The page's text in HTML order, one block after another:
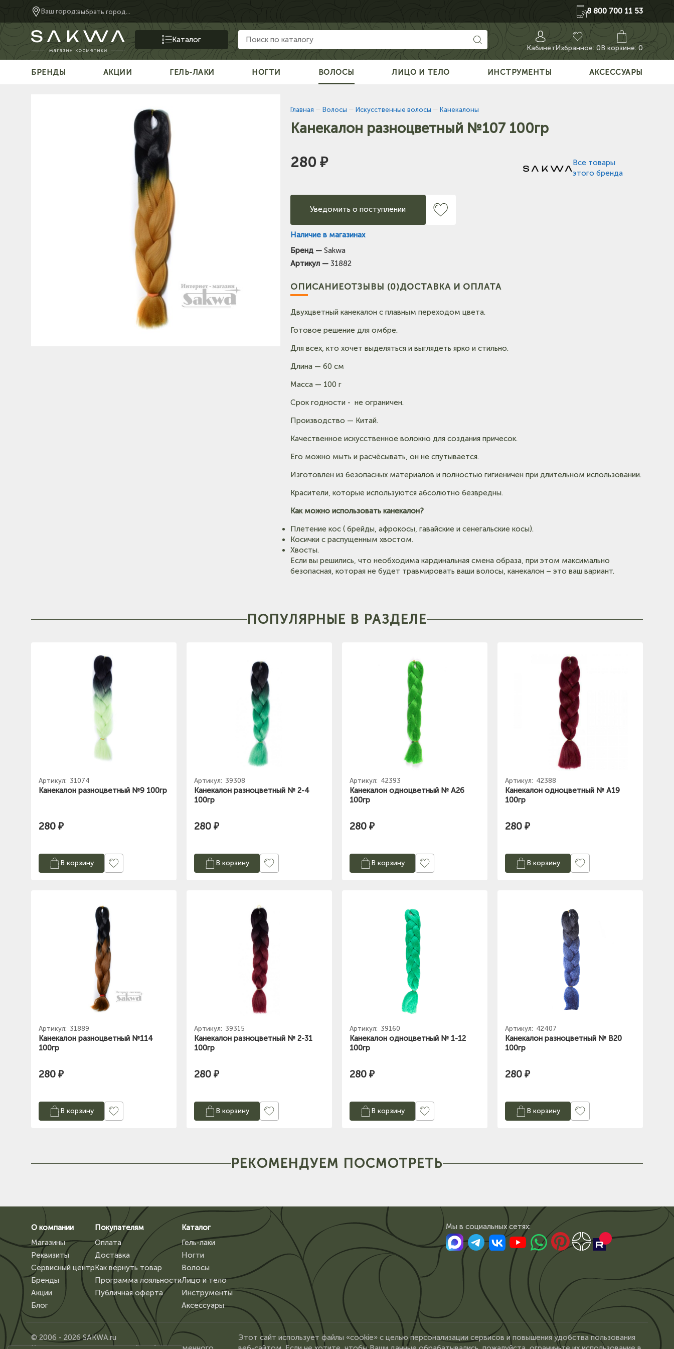
Ваш город:выбрать город... 8 800 700 11 53
Каталог
КабинетИзбранное:0В корзине: 0
БРЕНДЫ АКЦИИ ГЕЛЬ-ЛАКИ НОГТИ ВОЛОСЫ ЛИЦО И ТЕЛО ИНСТРУМЕНТЫ АКСЕССУАРЫ
Главная Волосы Искусственные волосы Канекалоны
Канекалон разноцветный №107 100гр
280 ₽
Все товары
этого бренда
Уведомить о поступлении
Наличие в магазинах
Тел: +7-3854-222-223
(на
карте)
Тел: +7-903-947-9492
Бренд — Sakwa
Артикул — 31882
ОПИСАНИЕОТЗЫВЫ (0)ДОСТАВКА И ОПЛАТА
Двухцветный канекалон с плавным переходом цвета.
Готовое решение для омбре.
Для всех, кто хочет выделяться и выглядеть ярко и стильно.
Длина — 60 см
Масса — 100 г
Срок годности - не ограничен.
Производство — Китай.
Качественное искусственное волокно для создания причесок.
Его можно мыть и расчёсывать, он не спутывается.
Изготовлен из безопасных материалов и полностью гигиеничен при длительном использовании.
Красители, которые используются абсолютно безвредны.
Как можно использовать канекалон?
Плетение кос ( брейды, афрокосы, гавайские и сенегальские косы).
Косички с распущенным хвостом.
Хвосты.
Если вы решились, что необходима кардинальная смена образа, при этом максимально
безопасная, которая не будет травмировать ваши волосы, канекалон – это ваш вариант.
ПОПУЛЯРНЫЕ В РАЗДЕЛЕ
Артикул: 31074
Канекалон разноцветный №9 100гр
280 ₽
В корзину
Артикул: 39308
Канекалон разноцветный № 2-4
100гр
280 ₽
В корзину
Артикул: 42393
Канекалон одноцветный № А26
100гр
280 ₽
В корзину
Артикул: 42388
Канекалон одноцветный № А19
100гр
280 ₽
В корзину
Артикул: 31889
Канекалон разноцветный №114
100гр
280 ₽
В корзину
Артикул: 39315
Канекалон разноцветный № 2-31
100гр
280 ₽
В корзину
Артикул: 39160
Канекалон одноцветный № 1-12
100гр
280 ₽
В корзину
Артикул: 42407
Канекалон разноцветный № B20
100гр
280 ₽
В корзину
РЕКОМЕНДУЕМ ПОСМОТРЕТЬ
О компании
Магазины
Реквизиты
Сервисный центр
Бренды
Акции
Блог
Покупателям
Оплата
Доставка
Как вернуть товар
Программа лояльности
Публичная оферта
Каталог
Гель-лаки
Ногти
Волосы
Лицо и тело
Инструменты
Аксессуары
Мы в сoциальных сетях:
© 2006 - 2026 SAKWA.ru
Этот сайт использует файлы «cookie» с целью персонализации сервисов и повышения удобства пользования